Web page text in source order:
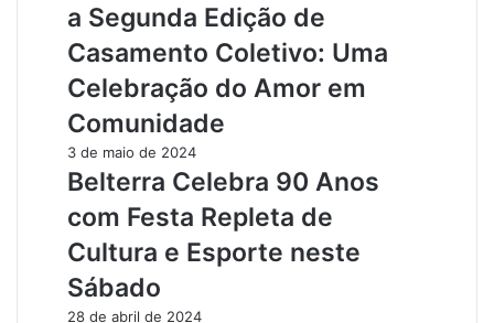
a Segunda Edição de
Casamento Coletivo: Uma
Celebração do Amor em
Comunidade
3 de maio de 2024
Belterra Celebra 90 Anos
com Festa Repleta de
Cultura e Esporte neste
Sábado
28 de abril de 2024